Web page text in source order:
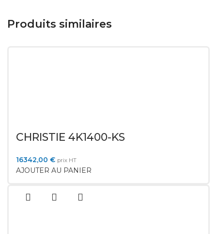
Produits similaires
CHRISTIE 4K1400-KS
16342,00 € prix HT
AJOUTER AU PANIER